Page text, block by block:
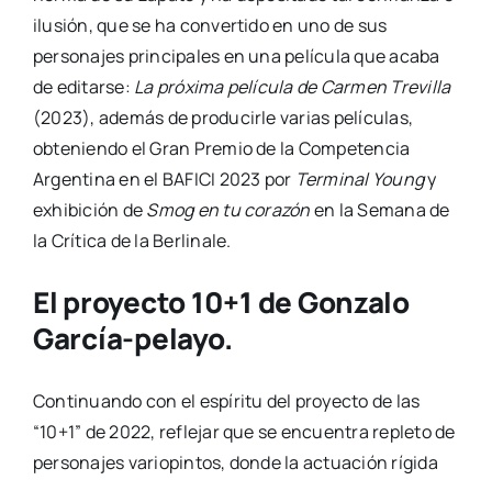
ilusión, que se ha convertido en uno de sus
personajes principales en una película que acaba
de editarse: La próxima película de Carmen Trevilla
(2023), además de producirle varias películas,
obteniendo el Gran Premio de la Competencia
Argentina en el BAFICI 2023 por Terminal Youngy
exhibición deSmog en tu corazónen la Semana de
la Crítica de la Berlinale.
El proyecto 10+1 de Gonzalo
García-pelayo.
Continuando con el espíritu del proyecto de las
“10+1” de 2022, reflejar que se encuentra repleto de
personajes variopintos, donde la actuación rígida